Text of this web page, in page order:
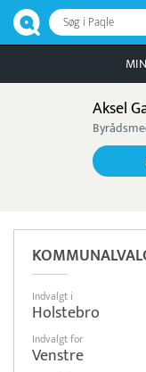
Søg i Paqle
Aksel
Indvalgt i
Holstebro
Indvalgt for
Venstre